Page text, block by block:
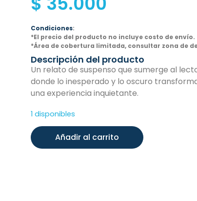
Condiciones:
*El precio del producto no incluye costo de envío.
*Área de cobertura limitada, consultar zona de
Descripción del producto
Un relato de suspenso que sumerge al
donde lo inesperado y lo oscuro
una experiencia inquietante.
1 disponibles
Añadir al carrito